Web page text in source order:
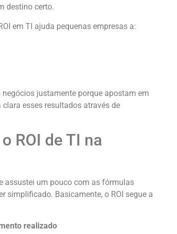
destino certo.
em TI ajuda pequenas empresas a:
justamente porque apostam em
esses resultados através de
ROI de TI na
assustei um pouco com as fórmulas
simplificado. Basicamente, o ROI segue a
realizado